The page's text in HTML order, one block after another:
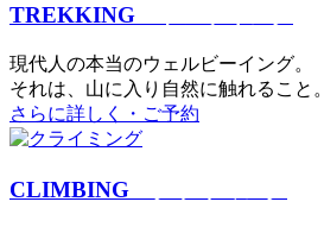
TREKKING
現代⼈の本当のウェルビーイング。
それは、⼭に⼊り⾃然に触れること。
さらに詳しく・ご予約
CLIMBING